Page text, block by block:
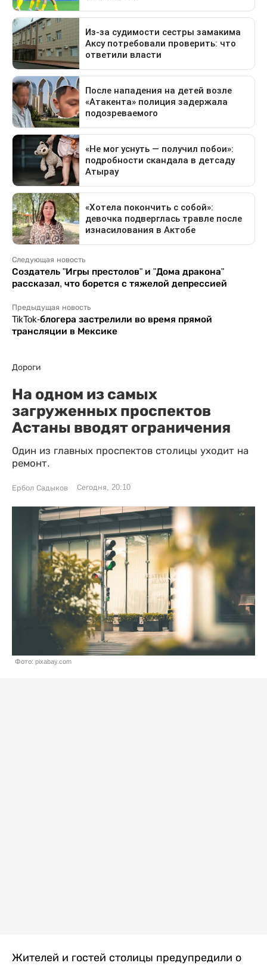
Следующая новость
Создатель "Игры престолов" и "Дома дракона"
рассказал, что борется с тяжелой депрессией
Предыдущая новость
TikTok-блогера застрелили во время прямой
трансляции в Мексике
Дороги
На одном из самых
загруженных проспектов
Астаны вводят ограничения
Один из главных проспектов столицы уходит на
ремонт.
Ербол Садыков Сегодня, 20:10
Фото: pixabay.com
Жителей и гостей столицы предупредили о